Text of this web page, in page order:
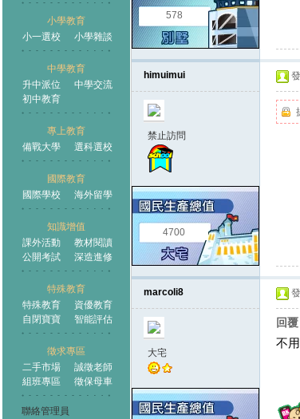
小學教育
小一選校
小學雜談
中學教育
升中派位
中學交流
初中教育
專上教育
備戰大學
選科選校
國際教育
國際學校
海外留學
知識增值
課外活動
教材閱讀
公開考試
深造進修
特殊教育
特殊教育
資優教育
自閉寶寶
智能評估
徵求專區
二手市場
誠徵老師
組班專區
徵保母車
聯絡管理員
578
himuimui
禁止訪問
4700
marcoli8
大宅
回
不